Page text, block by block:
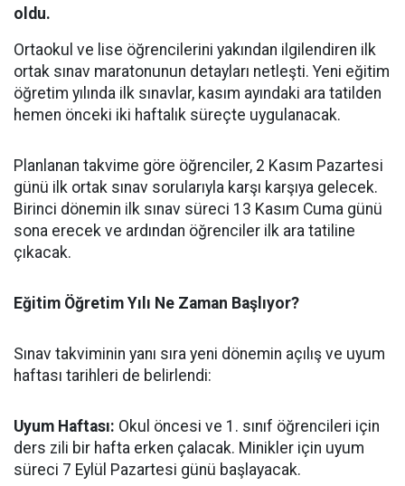
oldu.
Ortaokul ve lise öğrencilerini yakından ilgilendiren ilk
ortak sınav maratonunun detayları netleşti. Yeni eğitim
öğretim yılında ilk sınavlar, kasım ayındaki ara tatilden
hemen önceki iki haftalık süreçte uygulanacak.
​Planlanan takvime göre öğrenciler, 2 Kasım Pazartesi
günü ilk ortak sınav sorularıyla karşı karşıya gelecek.
Birinci dönemin ilk sınav süreci 13 Kasım Cuma günü
sona erecek ve ardından öğrenciler ilk ara tatiline
çıkacak.
​Eğitim Öğretim Yılı Ne Zaman Başlıyor?
​Sınav takviminin yanı sıra yeni dönemin açılış ve uyum
haftası tarihleri de belirlendi:
​Uyum Haftası: Okul öncesi ve 1. sınıf öğrencileri için
ders zili bir hafta erken çalacak. Minikler için uyum
süreci 7 Eylül Pazartesi günü başlayacak.